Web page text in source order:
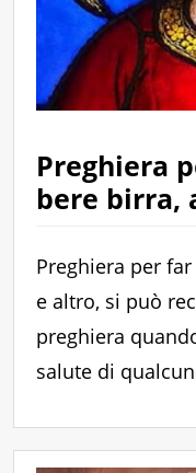
Preghiera
bere birra,
Preghiera per
e altro, si può
preghiera
salute di